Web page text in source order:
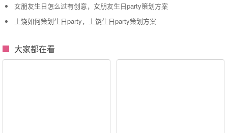
女朋友生日怎么过有创意，女朋友生日party策划方案
上饶如何策划生日party，上饶生日party策划方案
大家都在看